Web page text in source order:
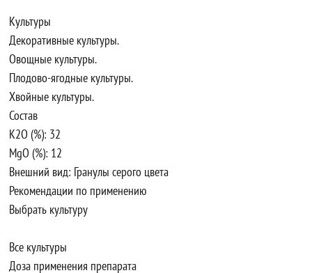
Культуры
Декоративные культуры.
Овощные культуры.
Плодово-ягодные культуры.
Хвойные культуры.
Состав
K2O (%): 32
MgO (%): 12
Внешний вид: Гранулы серого цвета
Рекомендации по применению
Выбрать культуру
Все культуры
Доза применения препарата